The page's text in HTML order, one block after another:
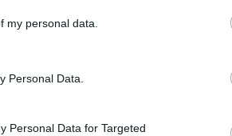
my personal data.
Personal Data.
Personal Data for Targeted
No Es Mi